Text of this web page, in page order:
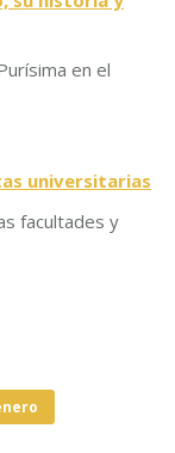
en el
universitarias
facultades y